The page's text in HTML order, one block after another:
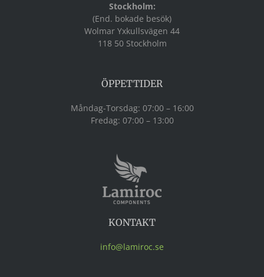
Stockholm:
(End. bokade besök)
Wolmar Yxkullsvägen 44
118 50 Stockholm
ÖPPETTIDER
Måndag-Torsdag: 07:00 – 16:00
Fredag: 07:00 – 13:00
KONTAKT
info@lamiroc.se